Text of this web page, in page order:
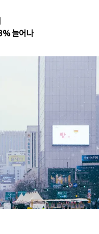
탄소 배출 제로 실현해도 사망자 수 23% 늘어나